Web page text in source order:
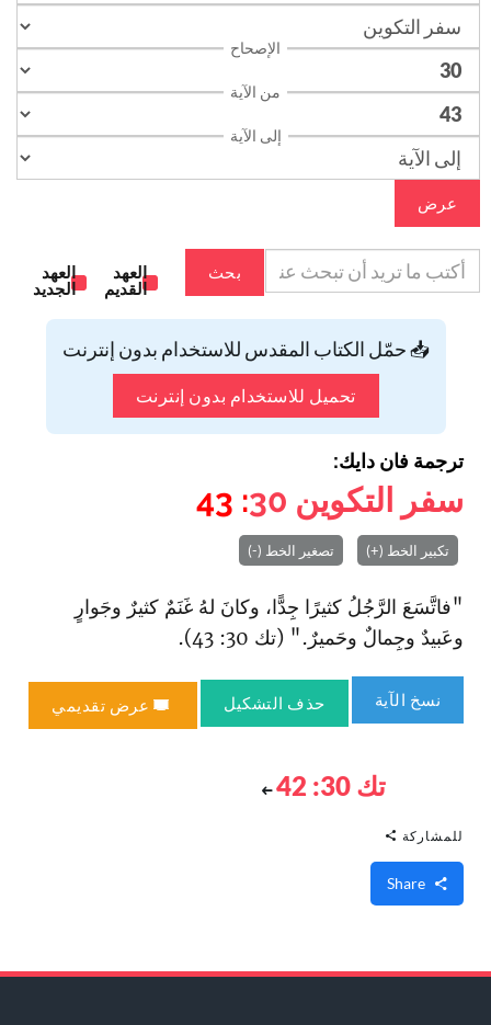
الإصحاح
من الآية
إلى الآية
عرض
بحث
العهد
القديم
العهد
الجديد
📥 حمّل الكتاب المقدس للاستخدام بدون إنترنت
تحميل للاستخدام بدون إنترنت
ترجمة فان دايك:
سفر التكوين 30
: 43
تكبير الخط (+) تصغير الخط (-)
"فاتَّسَعَ الرَّجُلُ كثيرًا جِدًّا، وكانَ لهُ غَنَمٌ كثيرٌ وجَوارٍ
وعَبيدٌ وجِمالٌ وحَميرٌ." (تك 30: 43).
نسخ الآية حذف التشكيل عرض تقديمي
تك 30: 42
للمشاركة